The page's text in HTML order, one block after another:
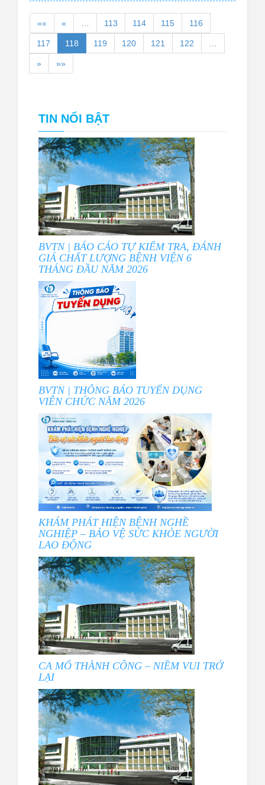
«« « … 113 114 115 116
117 118 119 120 121 122 …
» »»
TIN NỔI BẬT
BVTN | BÁO CÁO TỰ KIỂM TRA, ĐÁNH
GIÁ CHẤT LƯỢNG BỆNH VIỆN 6
THÁNG ĐẦU NĂM 2026
BVTN | THÔNG BÁO TUYỂN DỤNG
VIÊN CHỨC NĂM 2026
KHÁM PHÁT HIỆN BỆNH NGHỀ
NGHIỆP – BẢO VỆ SỨC KHỎE NGƯỜI
LAO ĐỘNG
CA MỔ THÀNH CÔNG – NIỀM VUI TRỞ
LẠI